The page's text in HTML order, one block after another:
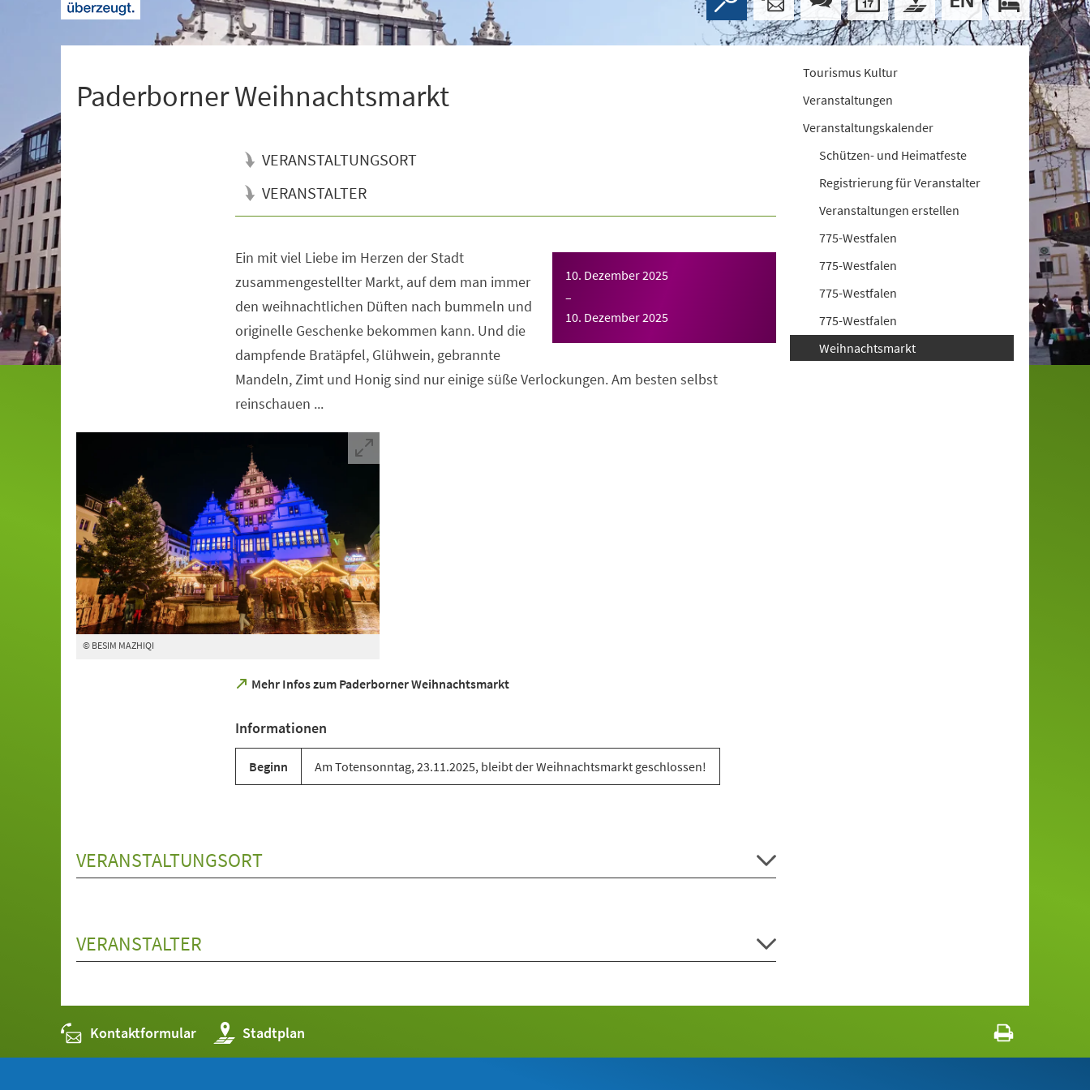
Paderborner Weihnachtsmarkt
VERANSTALTUNGSORT
VERANSTALTER
10. Dezember 2025
–
10. Dezember 2025
Ein mit viel Liebe im Herzen der Stadt
zusammengestellter Markt, auf dem man immer
den weihnachtlichen Düften nach bummeln und
originelle Geschenke bekommen kann. Und die
dampfende Bratäpfel, Glühwein, gebrannte
Mandeln, Zimt und Honig sind nur einige süße Verlockungen. Am besten selbst
reinschauen ...
© BESIM MAZHIQI
Mehr Infos zum Paderborner Weihnachtsmarkt
(Öffnet
neuen
Tab)
Informationen
Beginn Am Totensonntag, 23.11.2025, bleibt der Weihnachtsmarkt geschlossen!
VERANSTALTUNGSORT
VERANSTALTER
Tourismus Kultur
Veranstaltungen
Veranstaltungskalender
Schützen- und Heimatfeste
Registrierung für Veranstalter
Veranstaltungen erstellen
775-Westfalen
775-Westfalen
775-Westfalen
775-Westfalen
Weihnachtsmarkt
Kontaktformular Stadtplan
(Öffnet
in
einem